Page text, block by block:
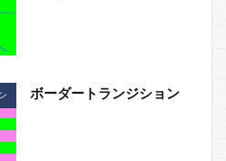
ボーダートランジション